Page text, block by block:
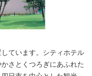
ています。シティホテル
さとくつろぎにあふれた